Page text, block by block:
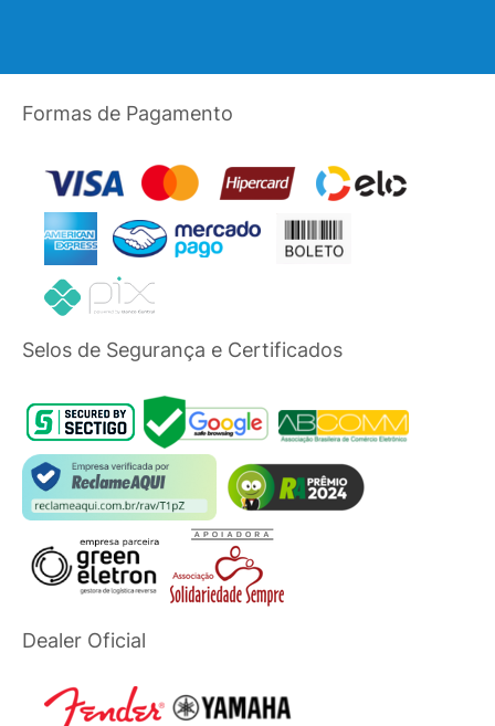
Formas de Pagamento
Selos de Segurança e Certificados
Dealer Oficial